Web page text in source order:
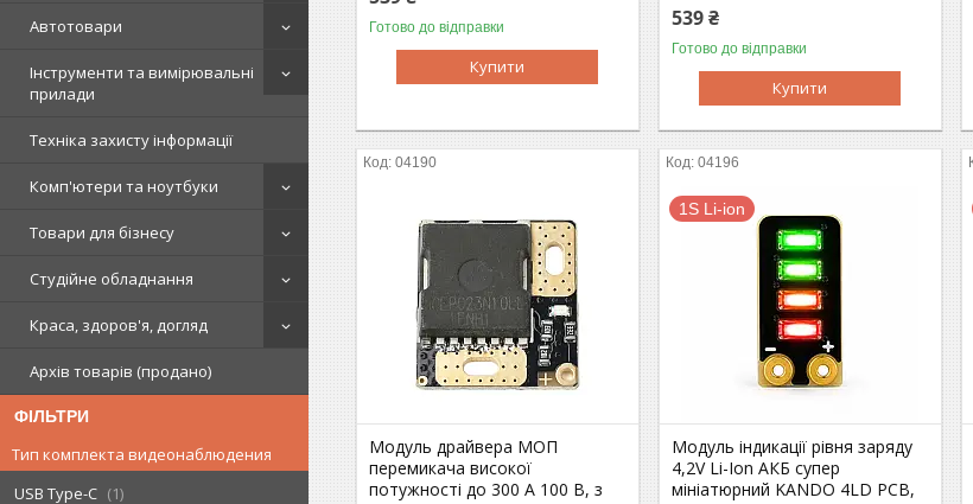
Автотовари
Інструменти та вимірювальні
прилади
Техніка захисту інформації
Комп'ютери та ноутбуки
Товари для бізнесу
Студійне обладнання
Краса, здоров'я, догляд
Архів товарів (продано)
ФІЛЬТРИ
Тип комплекта видеонаблюдения
USB Type-C
1
Готово до відправки
Купити
539 ₴
Готово до відправки
Купити
04190
Модуль драйвера МОП
перемикача високої
потужності до 300 А 100 В, з
04196
1S Li-ion
Модуль індикації рівня заряду
4,2V Li-Ion АКБ супер
мініатюрний KANDO 4LD PCB,